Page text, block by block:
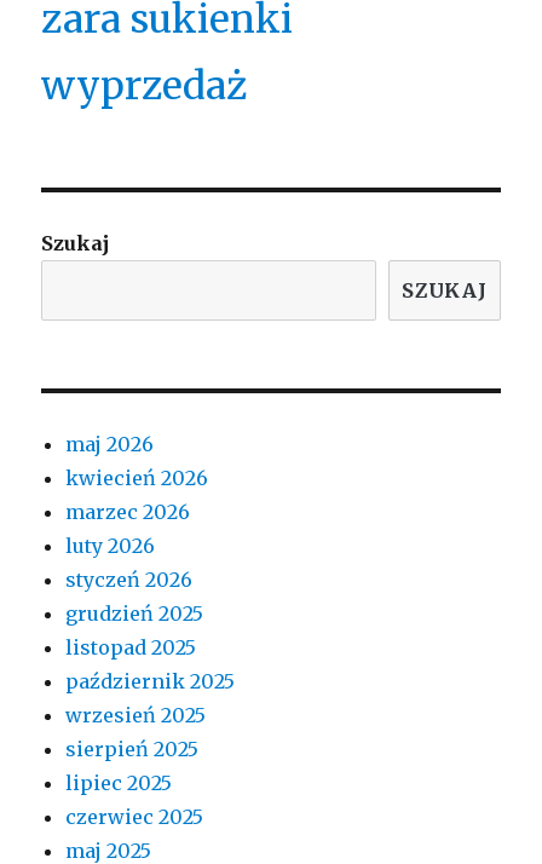
zara sukienki
wyprzedaż
Szukaj
SZUKAJ
maj 2026
kwiecień 2026
marzec 2026
luty 2026
styczeń 2026
grudzień 2025
listopad 2025
październik 2025
wrzesień 2025
sierpień 2025
lipiec 2025
czerwiec 2025
maj 2025